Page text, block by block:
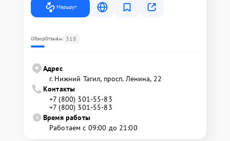
Маршрут
ОбзорОтзывы 318
Адрес
г. Нижний Тагил, просп. Ленина, 22
Контакты
+7 (800) 301-55-83
+7 (800) 301-55-83
Время работы
Работаем с 09:00 до 21:00